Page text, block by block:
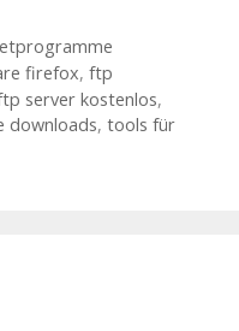
firefox, ftp
server kostenlos,
downloads, tools für